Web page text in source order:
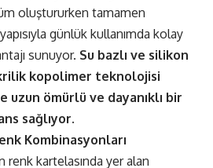
oluştururken tamamen
günlük kullanımda kolay
sunuyor. Su bazlı ve silikon
kopolimer teknolojisi
uzun ömürlü ve dayanıklı bir
sağlıyor.
Kombinasyonları
renk kartelasında yer alan